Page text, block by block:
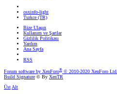
osxinfo-light
Turkce (TR)
Bize Ulaşın
Kullanım ve Şartlar
Gizlilik Politikası
Yardım
Ana Sayfa
RSS
Forum software by XenForo® © 2010-2020 XenForo Ltd.
Build Signature © By XenTR
Üst Alt